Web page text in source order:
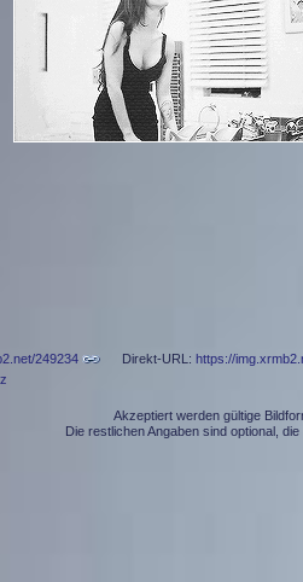
249234 Direkt-URL: https://
Akzeptiert werden gültige
Die restlichen Angaben sind optional,